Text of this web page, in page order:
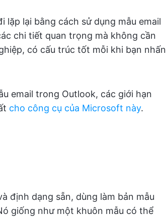
lặp lại bằng cách sử dụng mẫu email
chi tiết quan trọng mà không cần
có cấu trúc tốt mỗi khi bạn nhấn
email trong Outlook, các giới hạn
cho công cụ của Microsoft này.
định dạng sẵn, dùng làm bản mẫu
giống như một khuôn mẫu có thể